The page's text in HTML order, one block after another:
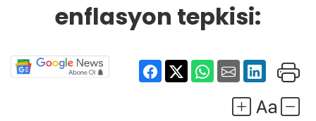
enflasyon tepkisi: